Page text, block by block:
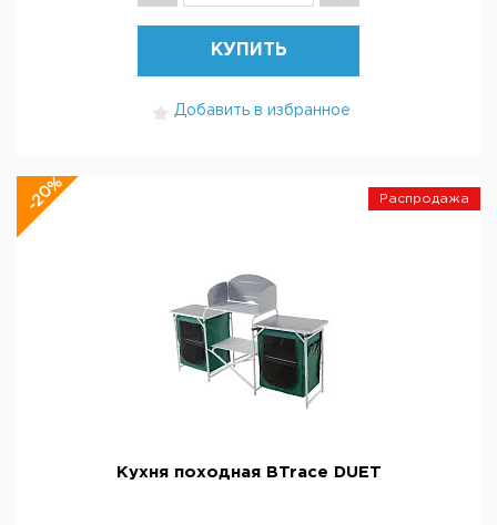
КУПИТЬ
Добавить в избранное
Распродажа
-20%
Кухня походная BTrace DUET